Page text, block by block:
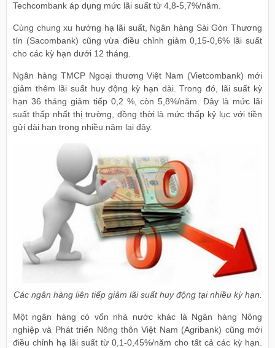
Techcombank áp dụng mức lãi suất từ 4,8-5,7%/năm.
Cùng chung xu hướng hạ lãi suất, Ngân hàng Sài Gòn Thương
tín (Sacombank) cũng vừa điều chỉnh giảm 0,15-0,6% lãi suất
cho các kỳ hạn dưới 12 tháng.
Ngân hàng TMCP Ngoại thương Việt Nam (Vietcombank) mới
giảm thêm lãi suất huy động kỳ hạn dài. Trong đó, lãi suất kỳ
hạn 36 tháng giảm tiếp 0,2 %, còn 5,8%/năm. Đây là mức lãi
suất thấp nhất thị trường, đồng thời là mức thấp kỷ lục với tiền
gửi dài hạn trong nhiều năm lại đây.
Các ngân hàng liên tiếp giảm lãi suất huy động tại nhiều kỳ hạn.
Một ngân hàng có vốn nhà nước khác là Ngân hàng Nông
nghiệp và Phát triển Nông thôn Việt Nam (Agribank) cũng mới
điều chỉnh hạ lãi suất từ 0,1-0,45%/năm cho tất cả các kỳ hạn.